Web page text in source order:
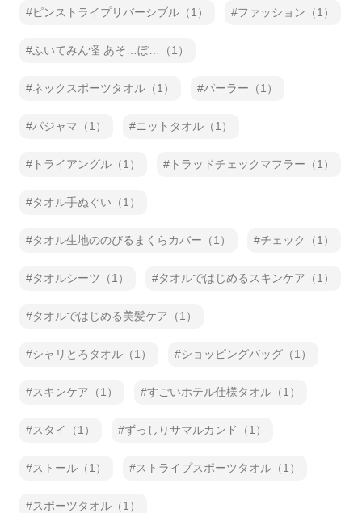
ピンストライプリバーシブル（1） ファッション（1）
ふいてみん怪 あそ…ぼ…（1）
ネックスポーツタオル（1） パーラー（1）
パジャマ（1） ニットタオル（1）
トライアングル（1） トラッドチェックマフラー（1）
タオル手ぬぐい（1）
タオル生地ののびるまくらカバー（1） チェック（1）
タオルシーツ（1） タオルではじめるスキンケア（1）
タオルではじめる美髪ケア（1）
シャリとろタオル（1） ショッピングバッグ（1）
スキンケア（1） すごいホテル仕様タオル（1）
スタイ（1） ずっしりサマルカンド（1）
ストール（1） ストライプスポーツタオル（1）
スポーツタオル（1）